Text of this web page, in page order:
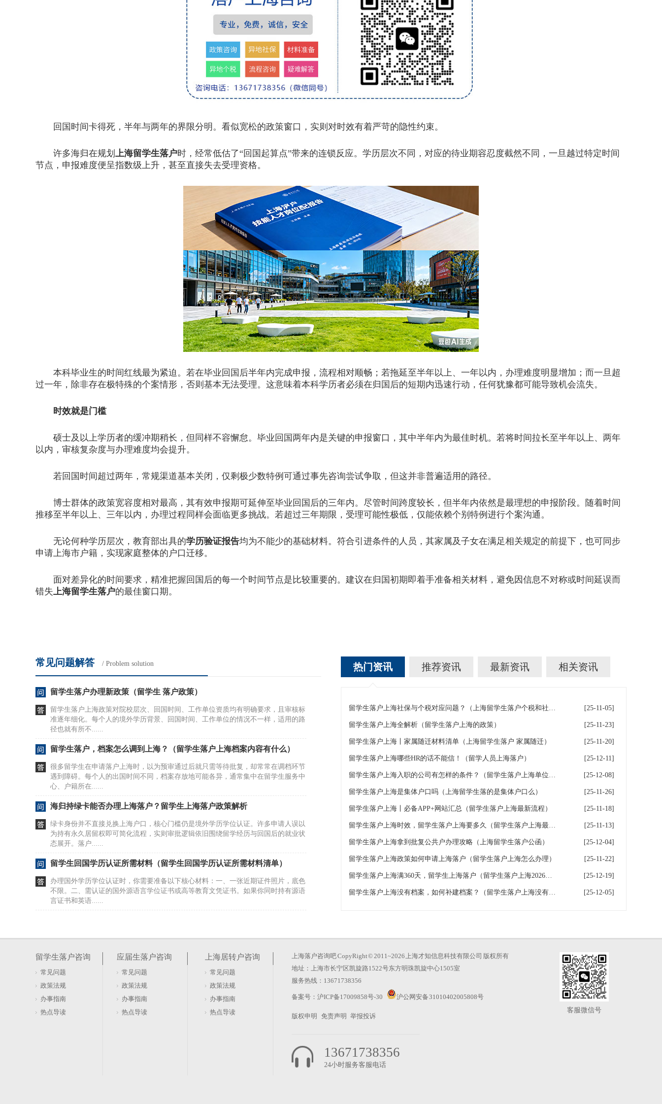
回国时间卡得死，半年与两年的界限分明。看似宽松的政策窗口，实则对时效有着严苛的隐性约束。
许多海归在规划 上海留学生落户时，经常低估了“回国起算点”带来的连锁反应。学历层次不同，对应的待业期容忍度截然不同，一旦越过特定时间
节点，申报难度便呈指数级上升，甚至直接失去受理资格。
本科毕业生的时间红线最为紧迫。若在毕业回国后半年内完成申报，流程相对顺畅；若拖延至半年以上、一年以内，办理难度明显增加；而一旦超
过一年，除非存在极特殊的个案情形，否则基本无法受理。这意味着本科学历者必须在归国后的短期内迅速行动，任何犹豫都可能导致机会流失。
时效就是门槛
硕士及以上学历者的缓冲期稍长，但同样不容懈怠。毕业回国两年内是关键的申报窗口，其中半年内为最佳时机。若将时间拉长至半年以上、两年
以内，审核复杂度与办理难度均会提升。
若回国时间超过两年，常规渠道基本关闭，仅剩极少数特例可通过事先咨询尝试争取，但这并非普遍适用的路径。
博士群体的政策宽容度相对最高，其有效申报期可延伸至毕业回国后的三年内。尽管时间跨度较长，但半年内依然是最理想的申报阶段。随着时间
推移至半年以上、三年以内，办理过程同样会面临更多挑战。若超过三年期限，受理可能性极低，仅能依赖个别特例进行个案沟通。
无论何种学历层次，教育部出具的学历验证报告均为不能少的基础材料。符合引进条件的人员，其家属及子女在满足相关规定的前提下，也可同步
申请上海市户籍，实现家庭整体的户口迁移。
面对差异化的时间要求，精准把握回国后的每一个时间节点是比较重要的。建议在归国初期即着手准备相关材料，避免因信息不对称或时间延误而
错失上海留学生落户的最佳窗口期。
常见问题解答 / Problem solution
留学生落户办理新政策（留学生 落户政策）
留学生落户上海政策对院校层次、回国时间、工作单位资质均有明确要求，且审核标
准逐年细化。每个人的境外学历背景、回国时间、工作单位的情况不一样，适用的路
径也就有所不......
留学生落户，档案怎么调到上海？（留学生落户上海档案内容有什么）
很多留学生在申请落户上海时，以为预审通过后就只需等待批复，却常常在调档环节
遇到障碍。每个人的出国时间不同，档案存放地可能各异，通常集中在留学生服务中
心、户籍所在......
海归持绿卡能否办理上海落户？留学生上海落户政策解析
绿卡身份并不直接兑换上海户口，核心门槛仍是境外学历学位认证。许多申请人误以
为持有永久居留权即可简化流程，实则审批逻辑依旧围绕留学经历与回国后的就业状
态展开。落户......
留学生回国学历认证所需材料（留学生回国学历认证所需材料清单）
办理国外学历学位认证时，你需要准备以下核心材料：一、一张近期证件照片，底色
不限。二、需认证的国外源语言学位证书或高等教育文凭证书。如果你同时持有源语
言证书和英语......
上海留学生落户对签约公司有明确的资质要求，这些条件直接关系到你的申请能否顺
于100万元......
海归办理上海留学生落户时学历认证的具体流程是什么
回国后的头等大事，经常不是急着找工作，而是搞定学历认证。这张纸不仅是就业门
吉，实则不然......
热门资讯 推荐资讯 最新资讯 相关资讯
留学生落户上海社保与个税对应问题？（上海留学生落户个税和社保不一致） [25-11-05]
留学生落户上海全解析（留学生落户上海的政策） [25-11-23]
留学生落户上海丨家属随迁材料清单（上海留学生落户 家属随迁） [25-11-20]
留学生落户上海哪些HR的话不能信！（留学人员上海落户） [25-12-11]
留学生落户上海入职的公司有怎样的条件？（留学生落户上海单位要求） [25-12-08]
留学生落户上海是集体户口吗（上海留学生落的是集体户口么） [25-11-26]
留学生落户上海丨必备APP+网站汇总（留学生落户上海最新流程） [25-11-18]
留学生落户上海时效，留学生落户上海要多久（留学生落户上海最快多久） [25-11-13]
留学生落户上海拿到批复公共户办理攻略（上海留学生落户公函） [25-12-04]
留学生落户上海政策如何申请上海落户（留学生落户上海怎么办理） [25-11-22]
留学生落户上海满360天，留学生上海落户（留学生落户上海2026年最新政策条件） [25-12-19]
留学生落户上海没有档案，如何补建档案？（留学生落户上海没有档案,如何补建档案） [25-12-05]
留学生落户咨询
常见问题
政策法规
办事指南
热点导读
应届生落户咨询
常见问题
政策法规
办事指南
热点导读
上海居转户咨询
常见问题
政策法规
办事指南
热点导读
上海落户咨询吧CopyRight © 2011~2026 上海才知信息科技有限公司 版权所有
地址：上海市长宁区凯旋路1522号东方明珠凯旋中心1505室
服务热线：13671738356
备案号： 沪ICP备17009858号-30 沪公网安备 31010402005808号
版权申明 免责声明 举报投诉
13671738356
24小时服务客服电话
客服微信号